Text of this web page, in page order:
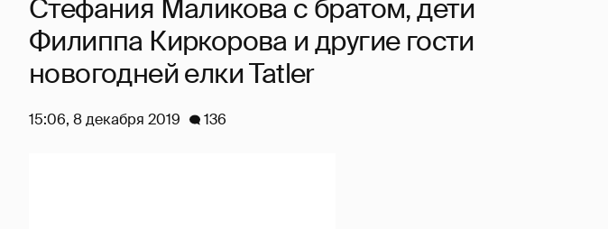
Стефания Маликова с братом, дети
Филиппа Киркорова и другие гости
новогодней елки Tatler
15:06, 8 декабря 2019 136